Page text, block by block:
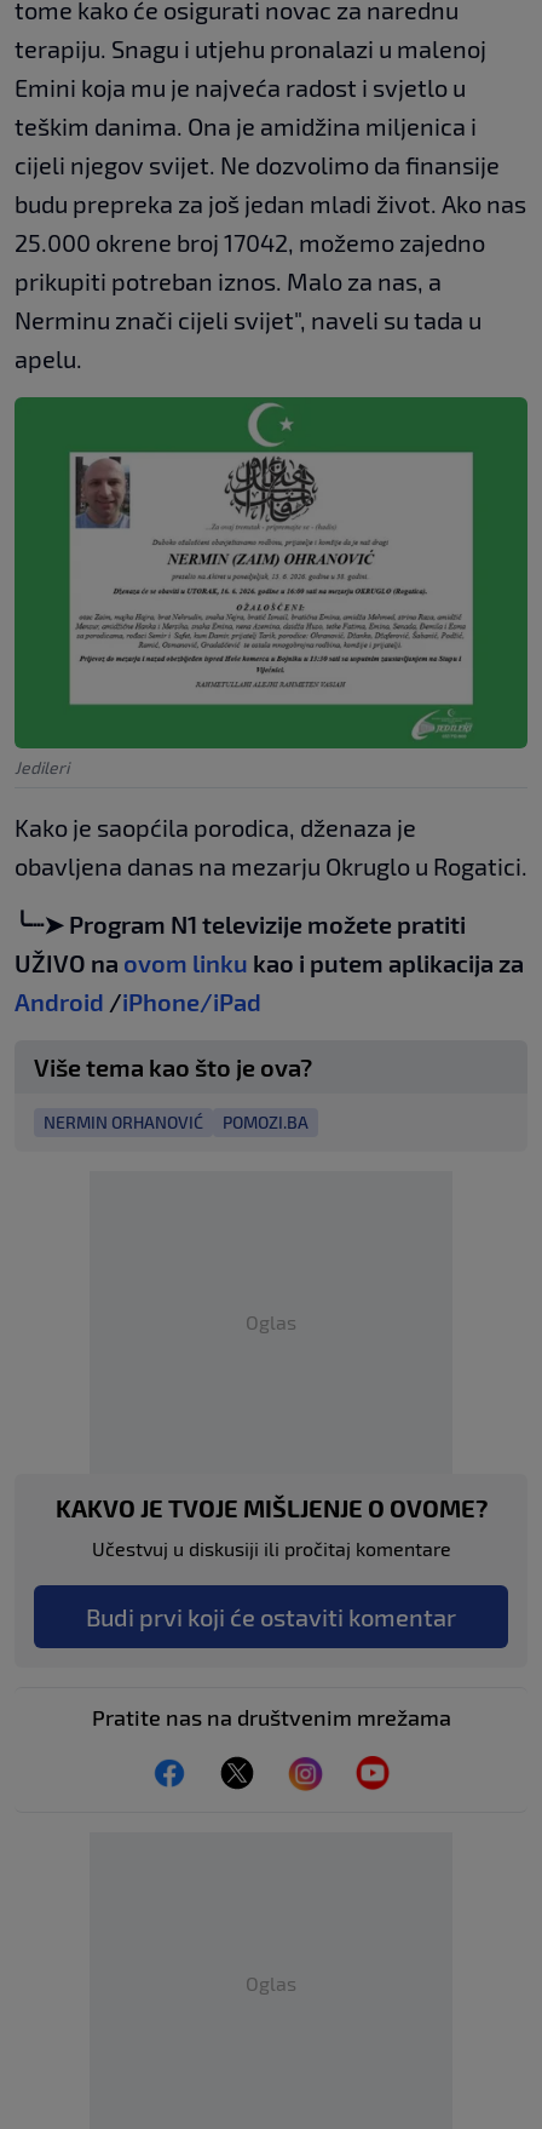
tome kako će osigurati novac za narednu
terapiju. Snagu i utjehu pronalazi u malenoj
Emini koja mu je najveća radost i svjetlo u
teškim danima. Ona je amidžina miljenica i
cijeli njegov svijet. Ne dozvolimo da finansije
budu prepreka za još jedan mladi život. Ako nas
25.000 okrene broj 17042, možemo zajedno
prikupiti potreban iznos. Malo za nas, a
Nerminu znači cijeli svijet", naveli su tada u
apelu.
Jedileri
Kako je saopćila porodica, dženaza je
obavljena danas na mezarju Okruglo u Rogatici.
╰┈➤ Program N1 televizije možete pratiti
UŽIVO na ovom linku kao i putem aplikacija za
Android /iPhone/iPad
Više tema kao što je ova?
NERMIN ORHANOVIĆ POMOZI.BA
Oglas
KAKVO JE TVOJE MIŠLJENJE O OVOME?
Učestvuj u diskusiji ili pročitaj komentare
Budi prvi koji će ostaviti komentar
Pratite nas na društvenim mrežama
Oglas